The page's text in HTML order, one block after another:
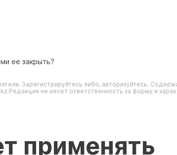
ее закрыть?
Зарегистрируйтесь либо, авторизуйтесь.
не несет ответственность за форму и
применять